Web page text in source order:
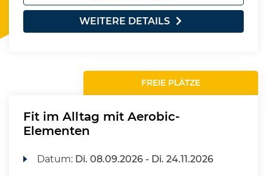
WEITERE DETAILS
FREIE PLÄTZE
Fit im Alltag mit Aerobic-
Elementen
Datum: Di. 08.09.2026 - Di. 24.11.2026